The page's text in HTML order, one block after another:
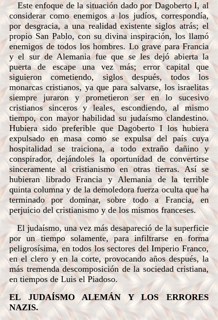
Este enfoque de la situación dado por Dagoberto I, al
considerar como enemigos a los judíos, correspondía,
por desgracia, a una realidad existente siglos atrás; el
propio San Pablo, con su divina inspiración, los llamó
enemigos de todos los hombres. Lo grave para Francia
y el sur de Alemania fue que se les dejó abierta la
puerta de escape una vez más; error capital que
siguieron cometiendo, siglos después, todos los
monarcas cristianos, ya que para salvarse, los israelitas
siempre juraron y prometieron ser en lo sucesivo
cristianos sinceros y leales, escondiendo, al mismo
tiempo, con mayor habilidad su judaísmo clandestino.
Hubiera sido preferible que Dagoberto I los hubiera
expulsado en masa como se expulsa del país cuya
hospitalidad se traiciona, a todo extraño dañino y
conspirador, dejándoles la oportunidad de convertirse
sinceramente al cristianismo en otras tierras. Así se
hubieran librado Francia y Alemania de la terrible
quinta columna y de la demoledora fuerza oculta que ha
terminado por dominar, sobre todo a Francia, en
perjuicio del cristianismo y de los mismos franceses.
El judaísmo, una vez más desapareció de la superficie
por un tiempo solamente, para infiltrarse en forma
peligrosísima, en todos los sectores del Imperio Franco,
en el clero y en la corte, provocando años después, la
más tremenda descomposición de la sociedad cristiana,
en tiempos de Luis el Piadoso.
EL JUDAÍSMO ALEMÁN Y LOS ERRORES
NAZIS.